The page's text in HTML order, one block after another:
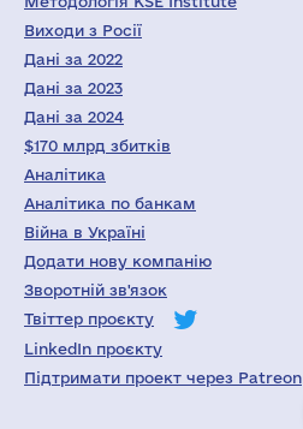
Виходи з Росії
Дані за 2022
Дані за 2023
Дані за 2024
$170 млрд збитків
Аналітика
Аналітика по банкам
Війна в Україні
Додати нову компанію
Зворотній зв'язок
Твіттер проєкту
LinkedIn проєкту
Підтримати проект через Patreon